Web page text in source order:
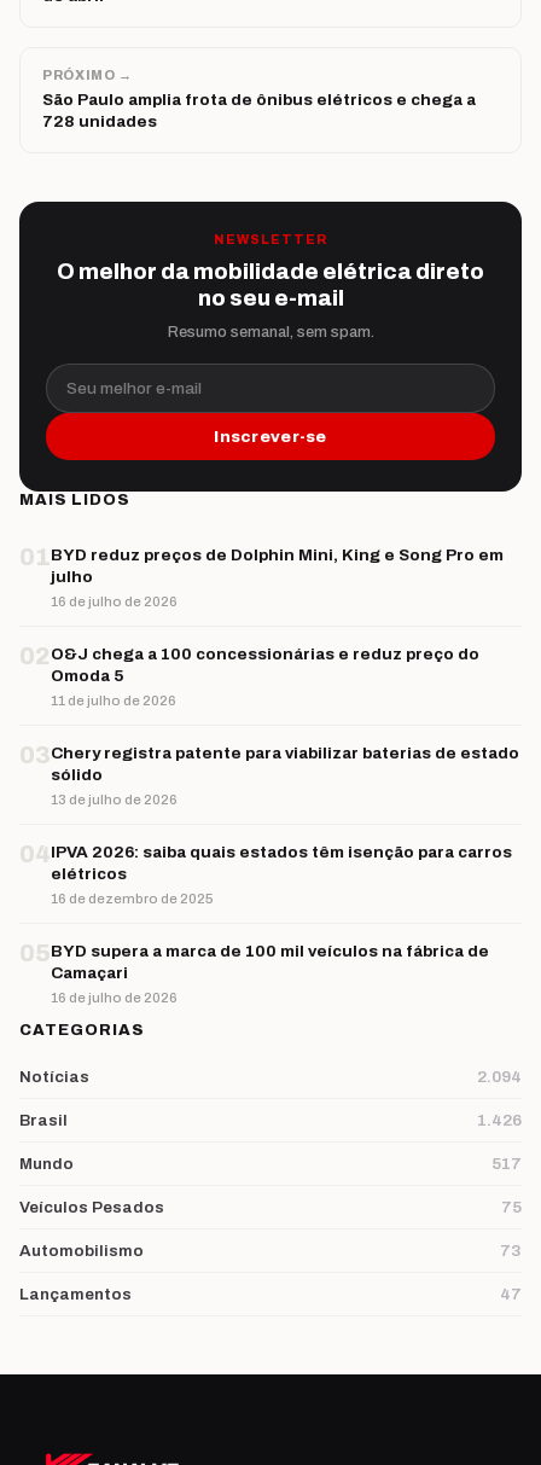
PRÓXIMO →
São Paulo amplia frota de ônibus elétricos e chega a
728 unidades
NEWSLETTER
O melhor da mobilidade elétrica direto
no seu e-mail
Resumo semanal, sem spam.
Seu melhor e-mail
Inscrever-se
MAIS LIDOS
01BYD reduz preços de Dolphin Mini, King e Song Pro em
julho
16 de julho de 2026
02 O&J chega a 100 concessionárias e reduz preço do
Omoda 5
11 de julho de 2026
03Chery registra patente para viabilizar baterias de estado
sólido
13 de julho de 2026
04IPVA 2026: saiba quais estados têm isenção para carros
elétricos
16 de dezembro de 2025
05BYD supera a marca de 100 mil veículos na fábrica de
Camaçari
16 de julho de 2026
CATEGORIAS
Notícias 2.094
Brasil 1.426
Mundo 517
Veículos Pesados 75
Automobilismo 73
Lançamentos 47